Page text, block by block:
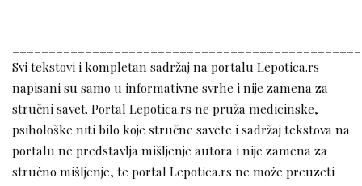
Svi tekstovi i kompletan sadržaj na portalu Lepotica.rs
napisani su samo u informativne svrhe i nije zamena za
stručni savet. Portal Lepotica.rs ne pruža medicinske,
psihološke niti bilo koje stručne savete i sadržaj tekstova na
portalu ne predstavlja mišljenje autora i nije zamena za
stručno mišljenje, te portal Lepotica.rs ne može preuzeti